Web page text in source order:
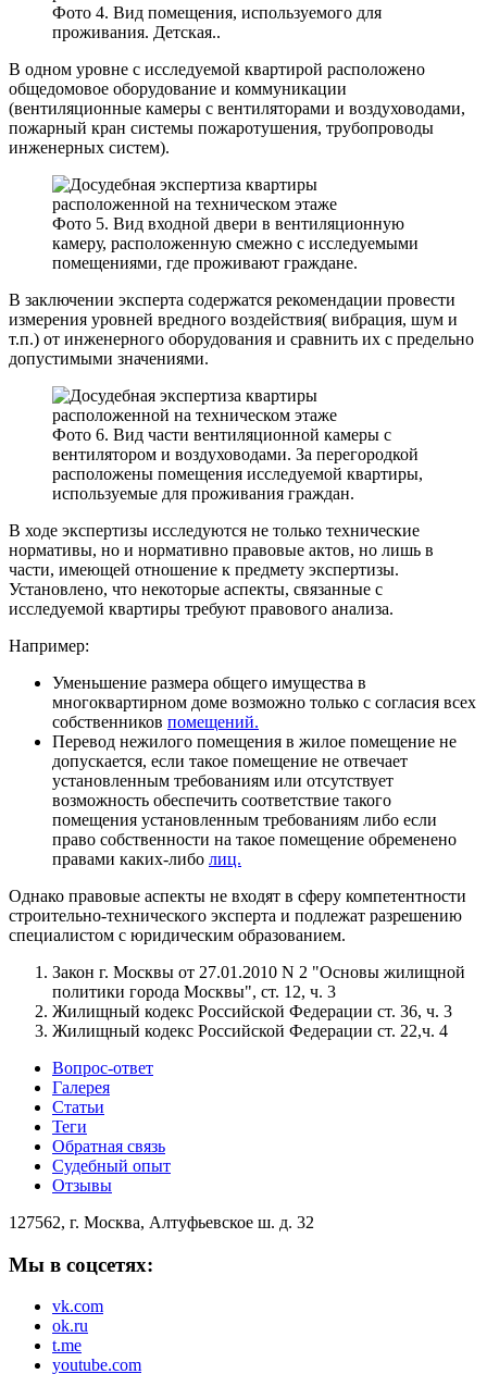
Фото 4. Вид помещения, используемого для
проживания. Детская..
В одном уровне с исследуемой квартирой расположено
общедомовое оборудование и коммуникации
(вентиляционные камеры с вентиляторами и воздуховодами,
пожарный кран системы пожаротушения, трубопроводы
инженерных систем).
Фото 5. Вид входной двери в вентиляционную
камеру, расположенную смежно с исследуемыми
помещениями, где проживают граждане.
В заключении эксперта содержатся рекомендации провести
измерения уровней вредного воздействия( вибрация, шум и
т.п.) от инженерного оборудования и сравнить их с предельно
допустимыми значениями.
Фото 6. Вид части вентиляционной камеры с
вентилятором и воздуховодами. За перегородкой
расположены помещения исследуемой квартиры,
используемые для проживания граждан.
В ходе экспертизы исследуются не только технические
нормативы, но и нормативно правовые актов, но лишь в
части, имеющей отношение к предмету экспертизы.
Установлено, что некоторые аспекты, связанные с
исследуемой квартиры требуют правового анализа.
Например:
Уменьшение размера общего имущества в
многоквартирном доме возможно только с согласия всех
собственников помещений.
Перевод нежилого помещения в жилое помещение не
допускается, если такое помещение не отвечает
установленным требованиям или отсутствует
возможность обеспечить соответствие такого
помещения установленным требованиям либо если
право собственности на такое помещение обременено
правами каких-либо лиц.
Однако правовые аспекты не входят в сферу компетентности
строительно-технического эксперта и подлежат разрешению
специалистом с юридическим образованием.
Закон г. Москвы от 27.01.2010 N 2 "Основы жилищной
политики города Москвы", ст. 12, ч. 3
Жилищный кодекс Российской Федерации ст. 36, ч. 3
Жилищный кодекс Российской Федерации ст. 22,ч. 4
Вопрос-ответ
Галерея
Статьи
Теги
Обратная связь
Судебный опыт
Отзывы
127562, г. Москва, Алтуфьевское ш. д. 32
Мы в соцсетях:
vk.com
ok.ru
t.me
youtube.com